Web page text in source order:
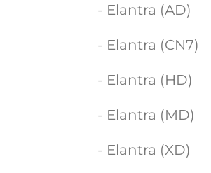
- Elantra (AD)
- Elantra (CN7)
- Elantra (HD)
- Elantra (MD)
- Elantra (XD)